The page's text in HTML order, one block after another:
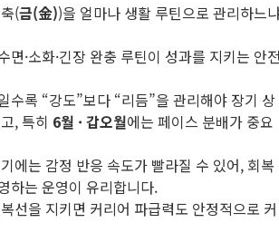
(금(金))을 얼마나 생활 루틴으로 관리하느
면·소화·긴장 완충 루틴이 성과를 지키는 안
수록 “강도”보다 “리듬”을 관리해야 장기 상
, 특히 6월 · 갑오월에는 페이스 분배가 중요
에는 감정 반응 속도가 빨라질 수 있어, 회복
하는 운영이 유리합니다.
선을 지키면 커리어 파급력도 안정적으로 커